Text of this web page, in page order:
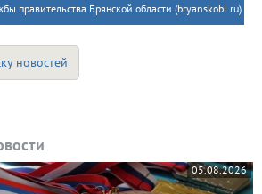
правительства Брянской области (bryanskobl.ru)
новостей
05.08.2026